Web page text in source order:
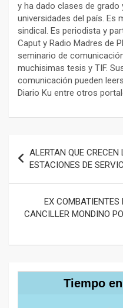
y ha dado clases de
universidades del país. Es
sindical. Es periodista y
Caput y Radio Madres de
seminario de
muchisimas tesis y TIF.
comunicación pueden
Diario Ku entre otros
de
entradas
ALERTAN QUE CRECEN
ESTACIONES DE
EX
CANCILLER MONDINO
Tiempo